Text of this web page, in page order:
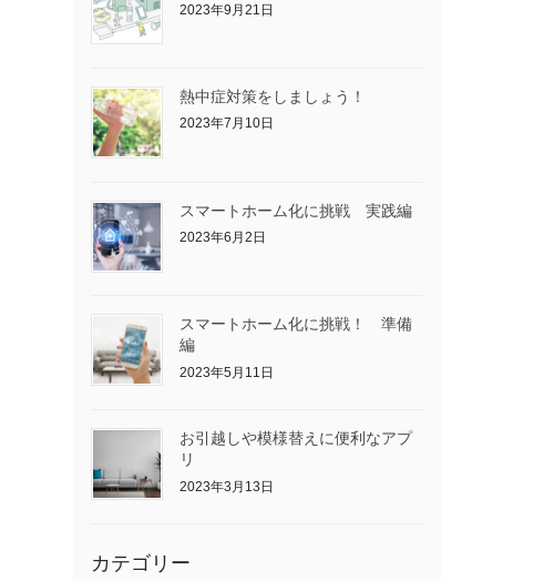
2023年9月21日
熱中症対策をしましょう！
2023年7月10日
スマートホーム化に挑戦 実践編
2023年6月2日
スマートホーム化に挑戦！ 準備
編
2023年5月11日
お引越しや模様替えに便利なアプ
リ
2023年3月13日
カテゴリー